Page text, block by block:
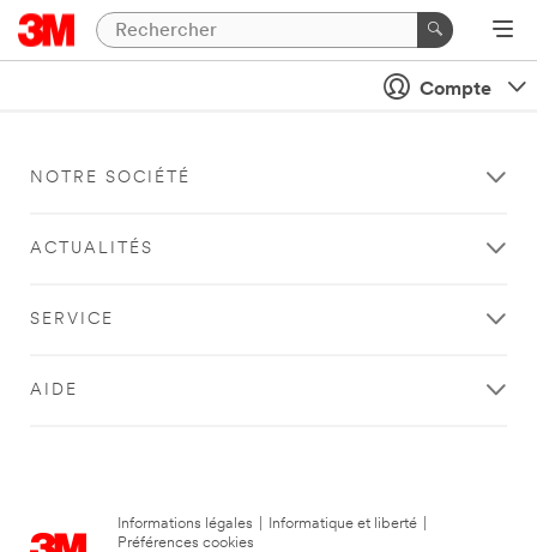
Compte
NOTRE SOCIÉTÉ
ACTUALITÉS
SERVICE
AIDE
Informations légales Informatique et liberté
Préférences cookies